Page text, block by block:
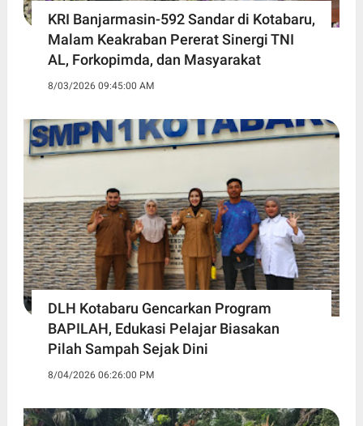
KRI Banjarmasin-592 Sandar di Kotabaru,
Malam Keakraban Pererat Sinergi TNI
AL, Forkopimda, dan Masyarakat
8/03/2026 09:45:00 AM
DLH Kotabaru Gencarkan Program
BAPILAH, Edukasi Pelajar Biasakan
Pilah Sampah Sejak Dini
8/04/2026 06:26:00 PM